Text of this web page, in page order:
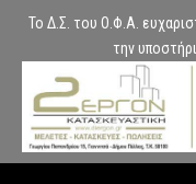
Το Δ.Σ. του Ο.Φ.Α.
την